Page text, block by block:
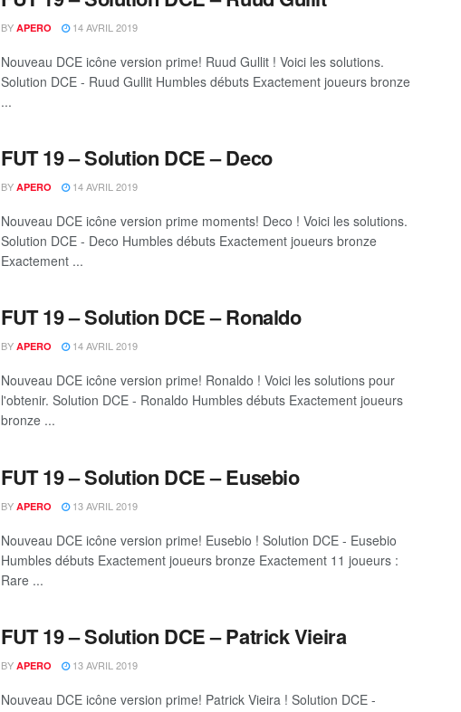
BY APERO 14 AVRIL 2019
Nouveau DCE icône version prime! Ruud Gullit ! Voici les solutions.
Solution DCE - Ruud Gullit Humbles débuts Exactement joueurs bronze
...
FUT 19 – Solution DCE – Deco
BY APERO 14 AVRIL 2019
Nouveau DCE icône version prime moments! Deco ! Voici les solutions.
Solution DCE - Deco Humbles débuts Exactement joueurs bronze
Exactement ...
FUT 19 – Solution DCE – Ronaldo
BY APERO 14 AVRIL 2019
Nouveau DCE icône version prime! Ronaldo ! Voici les solutions pour
l'obtenir. Solution DCE - Ronaldo Humbles débuts Exactement joueurs
bronze ...
FUT 19 – Solution DCE – Eusebio
BY APERO 13 AVRIL 2019
Nouveau DCE icône version prime! Eusebio ! Solution DCE - Eusebio
Humbles débuts Exactement joueurs bronze Exactement 11 joueurs :
Rare ...
FUT 19 – Solution DCE – Patrick Vieira
BY APERO 13 AVRIL 2019
Nouveau DCE icône version prime! Patrick Vieira ! Solution DCE -